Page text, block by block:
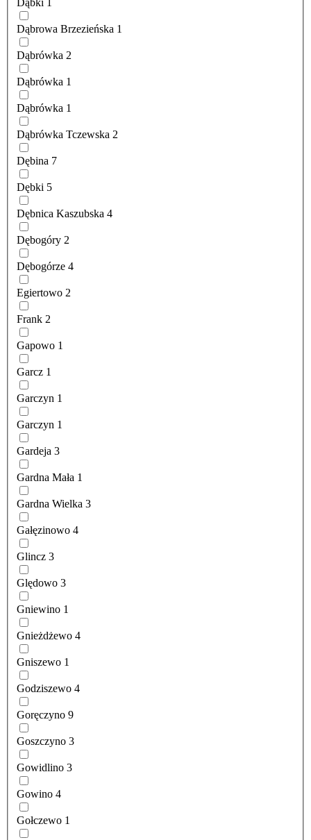
Dąbki
Dąbrowa Brzezieńska 1
Dąbrówka 2
Dąbrówka 1
Dąbrówka 1
Dąbrówka Tczewska 2
Dębina 7
Dębki 5
Dębnica Kaszubska 4
Dębogóry 2
Dębogórze 4
Egiertowo 2
Frank 2
Gapowo 1
Garcz 1
Garczyn 1
Garczyn 1
Gardeja 3
Gardna Mała 1
Gardna Wielka 3
Gałęzinowo 4
Glincz 3
Ględowo 3
Gniewino 1
Gnieżdżewo 4
Gniszewo 1
Godziszewo 4
Goręczyno 9
Goszczyno 3
Gowidlino 3
Gowino 4
Gołczewo 1